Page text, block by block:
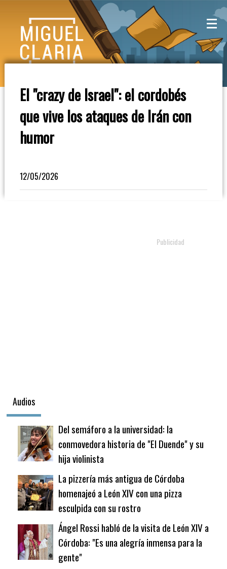
Mesa
Café
Columna
Radioinforme
3
El "crazy de Israel": el cordobés
que vive los ataques de Irán con
humor
12/05/2026
Audios
Del semáforo a la universidad: la
conmovedora historia de "El Duende" y su
hija violinista
La pizzería más antigua de Córdoba
homenajeó a León XIV con una pizza
esculpida con su rostro
Ángel Rossi habló de la visita de León XIV a
Córdoba: "Es una alegría inmensa para la
gente"